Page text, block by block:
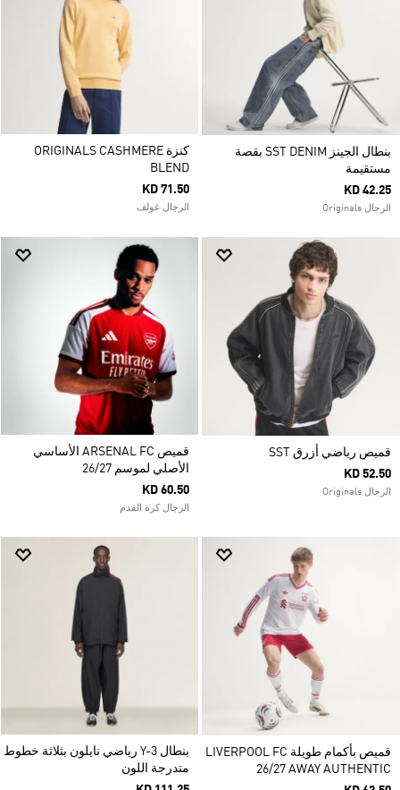
بنطال الجينز SST DENIM بقصة
مستقيمة
KD 42.25
الرجال Originals
كنزة ORIGINALS CASHMERE
BLEND
KD 71.50
الرجال غولف
قميص رياضي أزرق SST
KD 52.50
الرجال Originals
قميص ARSENAL FC الأساسي
الأصلي لموسم 26/27
KD 60.50
الرجال كرة القدم
قميص بأكمام طويلة LIVERPOOL FC
26/27 AWAY AUTHENTIC
بنطال Y-3 رياضي نايلون بثلاثة خطوط
متدرجة اللون